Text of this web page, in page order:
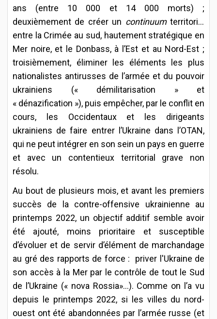
ans (entre 10 000 et 14 000 morts) ;
deuxièmement de créer un continuumterritorial
entre la Crimée au sud, hautement stratégique en
Mer noire, et le Donbass, à l’Est et au Nord-Est ;
troisièmement, éliminer les éléments les plus
nationalistes antirusses de l’armée et du pouvoir
ukrainiens (« démilitarisation » et
« dénazification »), puis empêcher, par le conflit en
cours, les Occidentaux et les dirigeants
ukrainiens de faire entrer l’Ukraine dans l’OTAN,
qui ne peut intégrer en son sein un pays en guerre
et avec un contentieux territorial grave non
résolu.
Au bout de plusieurs mois, et avant les premiers
succès de la contre-offensive ukrainienne au
printemps 2022, un objectif additif semble avoir
été ajouté, moins prioritaire et susceptible
d’évoluer et de servir d’élément de marchandage
au gré des rapports de force : priver l'Ukraine de
son accès à la Mer par le contrôle de tout le Sud
de l’Ukraine (« nova Rossia»...). Comme on l’a vu
depuis le printemps 2022, si les villes du nord-
ouest ont été abandonnées par l’armée russe (et